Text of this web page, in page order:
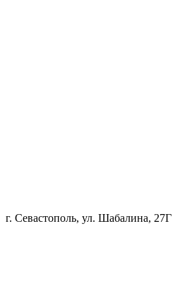
г. Севастополь, ул. Шабалина, 27Г